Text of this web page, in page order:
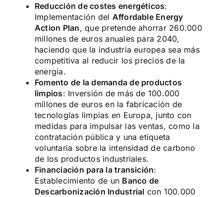
Reducción de costes energéticos:
Implementación del Affordable Energy
Action Plan, que pretende ahorrar 260.000
millones de euros anuales para 2040,
haciendo que la industria europea sea más
competitiva al reducir los precios de la
energía.
Fomento de la demanda de productos
limpios: Inversión de más de 100.000
millones de euros en la fabricación de
tecnologías limpias en Europa, junto con
medidas para impulsar las ventas, como la
contratación pública y una etiqueta
voluntaria sobre la intensidad de carbono
de los productos industriales.
Financiación para la transición:
Establecimiento de un Banco de
Descarbonización Industrial con 100.000